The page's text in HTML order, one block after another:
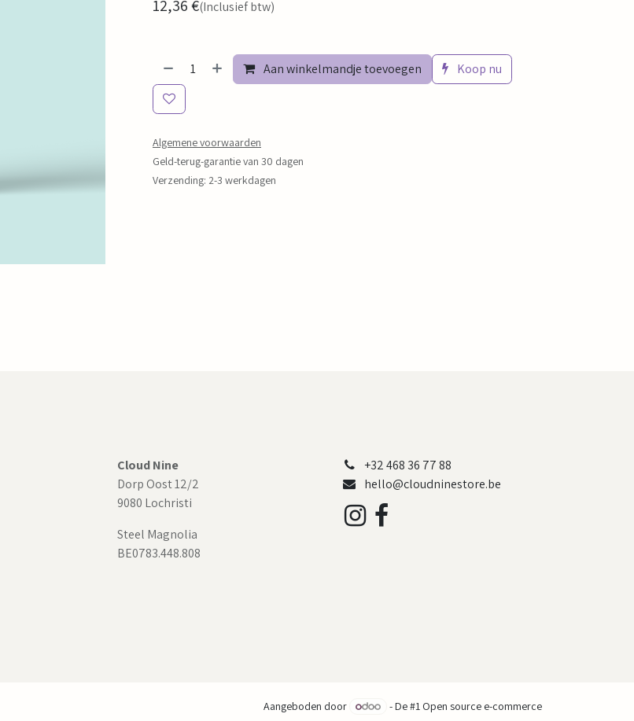
12,36€(Inclusief btw)
Aan winkelmandje toevoegen Koop nu
Algemene voorwaarden
Geld-terug-garantie van 30 dagen
Verzending: 2-3 werkdagen
Cloud Nine
Dorp Oost 12/2
9080 Lochristi
Steel Magnolia
BE0783.448.808
+32 468 36 77 88
hello@cloudninestore.be
Aangeboden door - De #1 Open source e-commerce